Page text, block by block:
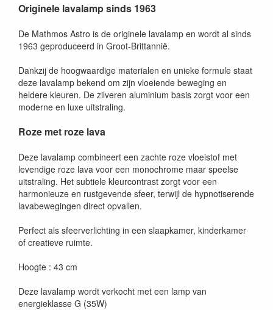
Originele lavalamp sinds 1963
De Mathmos Astro is de originele lavalamp en wordt al sinds
1963 geproduceerd in Groot-Brittannië.
Dankzij de hoogwaardige materialen en unieke formule staat
deze lavalamp bekend om zijn vloeiende beweging en
heldere kleuren. De zilveren aluminium basis zorgt voor een
moderne en luxe uitstraling.
Roze met roze lava
Deze lavalamp combineert een zachte roze vloeistof met
levendige roze lava voor een monochrome maar speelse
uitstraling. Het subtiele kleurcontrast zorgt voor een
harmonieuze en rustgevende sfeer, terwijl de hypnotiserende
lavabewegingen direct opvallen.
Perfect als sfeerverlichting in een slaapkamer, kinderkamer
of creatieve ruimte.
Hoogte : 43 cm
Deze lavalamp wordt verkocht met een lamp van
energieklasse G (35W)